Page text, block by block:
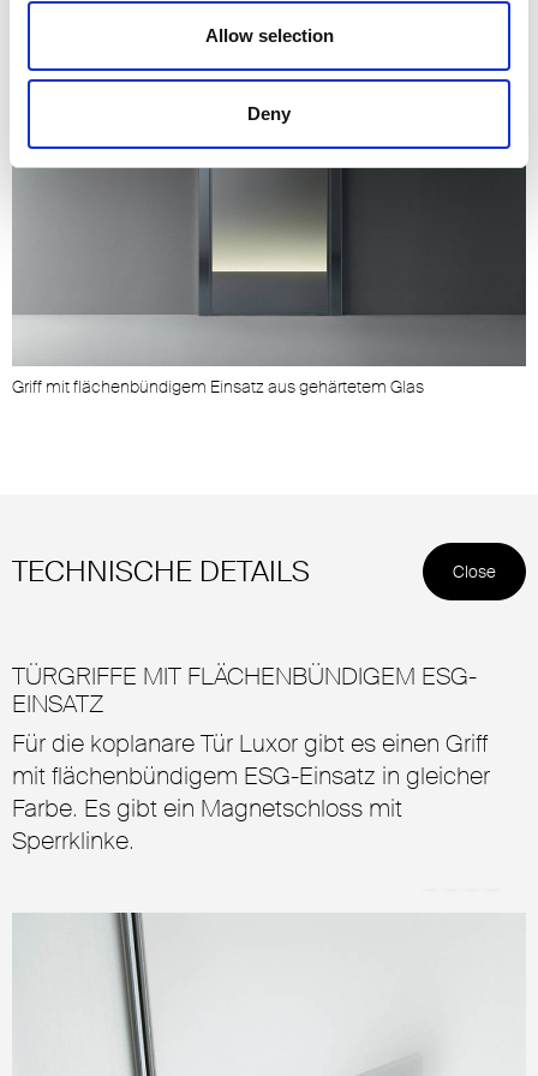
Allow selection
Deny
Griff mit flächenbündigem Einsatz aus gehärtetem Glas
TECHNISCHE DETAILS Close
TÜRGRIFFE MIT FLÄCHENBÜNDIGEM ESG-
EINSATZ
Für die koplanare Tür Luxor gibt es einen Griff
mit flächenbündigem ESG-Einsatz in gleicher
Farbe. Es gibt ein Magnetschloss mit
Sperrklinke.